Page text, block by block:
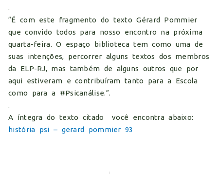
.
“É com este fragmento do texto Gérard Pommier
que convido todos para nosso encontro na próxima
quarta-feira. O espaço biblioteca tem como uma de
suas intenções, percorrer alguns textos dos membros
da ELP-RJ, mas também de alguns outros que por
aqui estiveram e contribuíram tanto para a Escola
como para a #Psicanálise.”.
.
A íntegra do texto citado você encontra abaixo:
história psi – gerard pommier 93